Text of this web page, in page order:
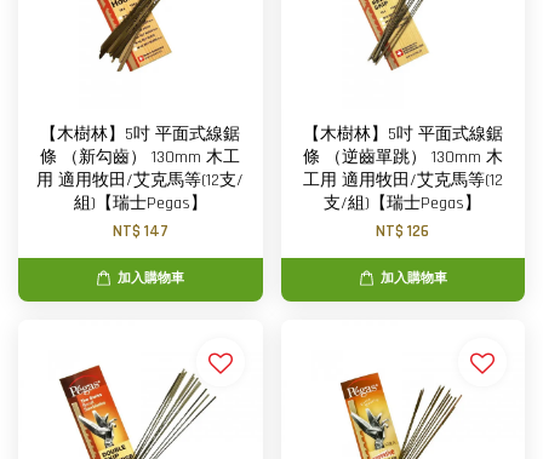
【木樹林】5吋 平面式線鋸
條 （新勾齒） 130mm 木工
用 適用牧田/艾克馬等(12支/
組)【瑞士Pegas】
NT$ 147
加入購物車
【木樹林】5吋 平面式線鋸
條 （逆齒單跳） 130mm 木
工用 適用牧田/艾克馬等(12
支/組)【瑞士Pegas】
NT$ 126
加入購物車